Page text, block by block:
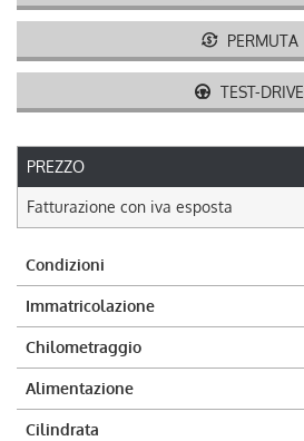
PERMUTA
TEST-DRIVE
PREZZO
Fatturazione con iva esposta
Condizioni
Immatricolazione
Chilometraggio
Alimentazione
Cilindrata